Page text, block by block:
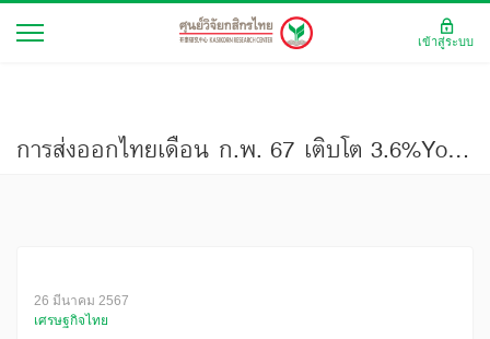
การส่งออกไทยเดือน ก.พ. 67 เติบโต 3.6%YoY ขยายตัวต่อเนื่องเป็นเดือนที่ 7 โดยมีทองคำเป็นปัจจัยสนับสนุนสำคัญ (มองเศรษฐกิจ ฉบับที่ 4049)
26 มีนาคม 2567
เศรษฐกิจไทย
เข้าสู่ระบบ